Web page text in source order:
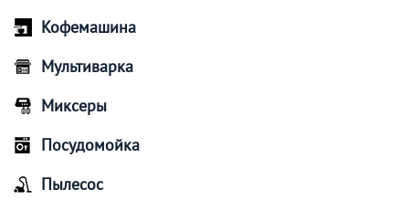
Кофемашина
Мультиварка
Миксеры
Посудомойка
Пылесос